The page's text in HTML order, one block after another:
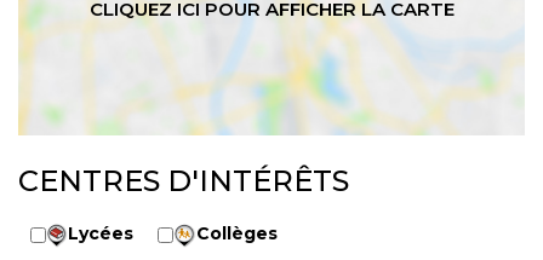
CENTRES D'INTÉRÊTS
Lycées
Collèges